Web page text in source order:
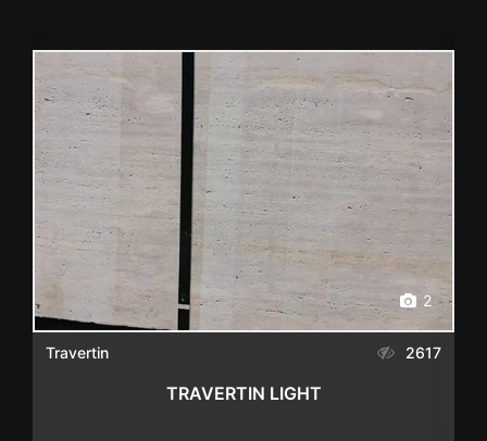
2
Travertin 2617
TRAVERTIN LIGHT